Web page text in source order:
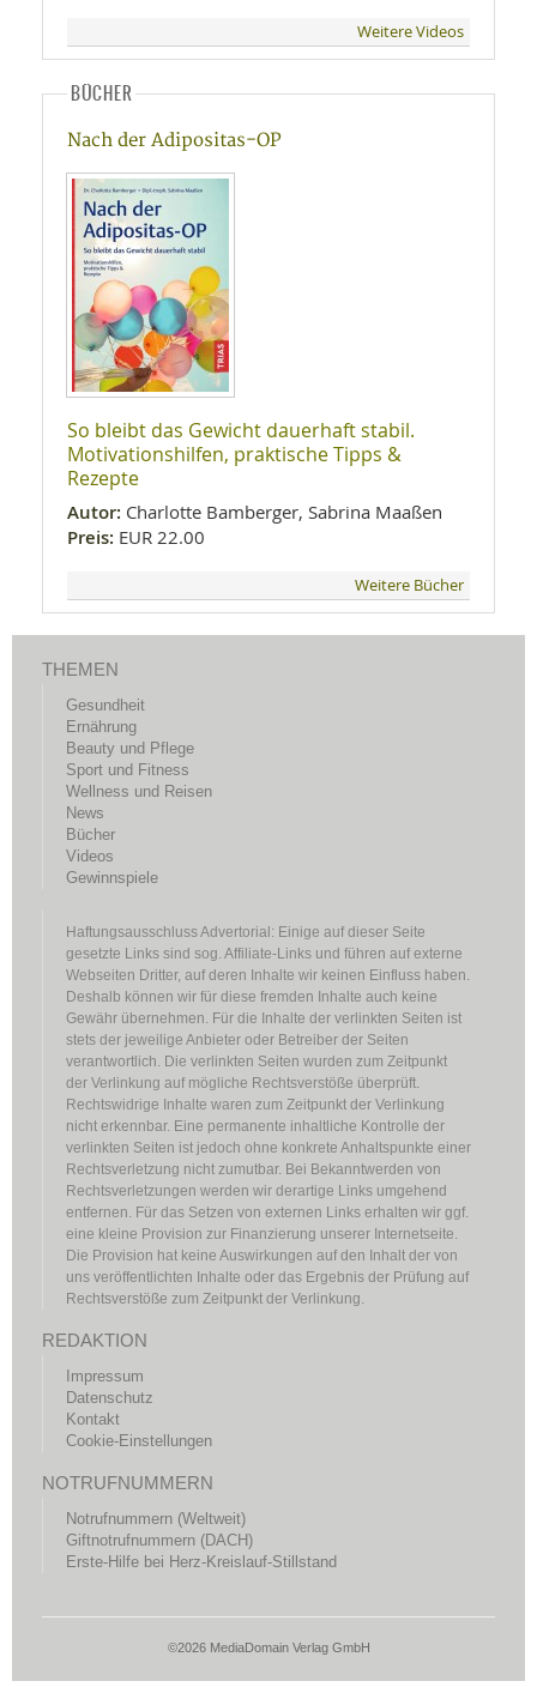
Weitere Videos
BÜCHER
Nach der Adipositas-OP
So bleibt das Gewicht dauerhaft stabil.
Motivationshilfen, praktische Tipps &
Rezepte
Autor: Charlotte Bamberger, Sabrina Maaßen
Preis: EUR 22.00
Weitere Bücher
THEMEN
Gesundheit
Ernährung
Beauty und Pflege
Sport und Fitness
Wellness und Reisen
News
Bücher
Videos
Gewinnspiele
Haftungsausschluss Advertorial: Einige auf dieser Seite
gesetzte Links sind sog. Affiliate-Links und führen auf externe
Webseiten Dritter, auf deren Inhalte wir keinen Einfluss haben.
Deshalb können wir für diese fremden Inhalte auch keine
Gewähr übernehmen. Für die Inhalte der verlinkten Seiten ist
stets der jeweilige Anbieter oder Betreiber der Seiten
verantwortlich. Die verlinkten Seiten wurden zum Zeitpunkt
der Verlinkung auf mögliche Rechtsverstöße überprüft.
Rechtswidrige Inhalte waren zum Zeitpunkt der Verlinkung
nicht erkennbar. Eine permanente inhaltliche Kontrolle der
verlinkten Seiten ist jedoch ohne konkrete Anhaltspunkte einer
Rechtsverletzung nicht zumutbar. Bei Bekanntwerden von
Rechtsverletzungen werden wir derartige Links umgehend
entfernen. Für das Setzen von externen Links erhalten wir ggf.
eine kleine Provision zur Finanzierung unserer Internetseite.
Die Provision hat keine Auswirkungen auf den Inhalt der von
uns veröffentlichten Inhalte oder das Ergebnis der Prüfung auf
Rechtsverstöße zum Zeitpunkt der Verlinkung.
REDAKTION
Impressum
Datenschutz
Kontakt
Cookie-Einstellungen
NOTRUFNUMMERN
Notrufnummern (Weltweit)
Giftnotrufnummern (DACH)
Erste-Hilfe bei Herz-Kreislauf-Stillstand
©2026 MediaDomain Verlag GmbH